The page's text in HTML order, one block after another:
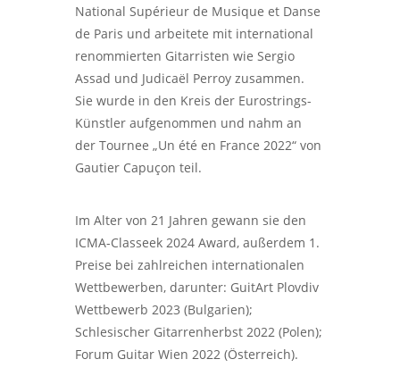
National Supérieur de Musique et Danse
de Paris und arbeitete mit international
renommierten Gitarristen wie Sergio
Assad und Judicaël Perroy zusammen.
Sie wurde in den Kreis der Eurostrings-
Künstler aufgenommen und nahm an
der Tournee „Un été en France 2022“ von
Gautier Capuçon teil.
Im Alter von 21 Jahren gewann sie den
ICMA-Classeek 2024 Award, außerdem 1.
Preise bei zahlreichen internationalen
Wettbewerben, darunter: GuitArt Plovdiv
Wettbewerb 2023 (Bulgarien);
Schlesischer Gitarrenherbst 2022 (Polen);
Forum Guitar Wien 2022 (Österreich).